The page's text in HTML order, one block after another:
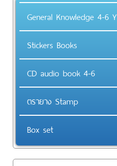
General Knowledge 4-6 Y
Stickers Books
CD audio book 4-6
ตรายาง Stamp
Box set